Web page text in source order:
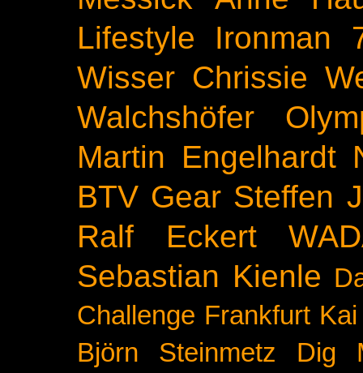
Lifestyle
Ironman
Wisser Chrissie
Walchshöfer
Martin Engelhardt
BTV Gear Steffen
Ralf Eckert
Sebastian Kienle
Challenge Frankfurt
Björn Steinmetz
Dig